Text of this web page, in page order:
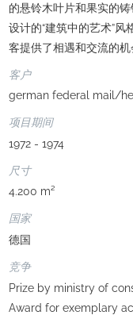
的悬铃木叶片和果实的
设计的“建筑中的艺术”
客提供了相遇和交流的机
客户
german federal mail/
项目期间
1972 - 1974
尺寸
4.200 m²
国家
德国
竞争
Prize by ministry of
Award for exemplary